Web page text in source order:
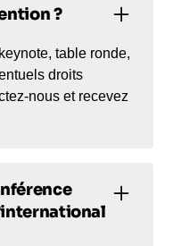
remis pour
?
table ronde,
droits
nous et recevez